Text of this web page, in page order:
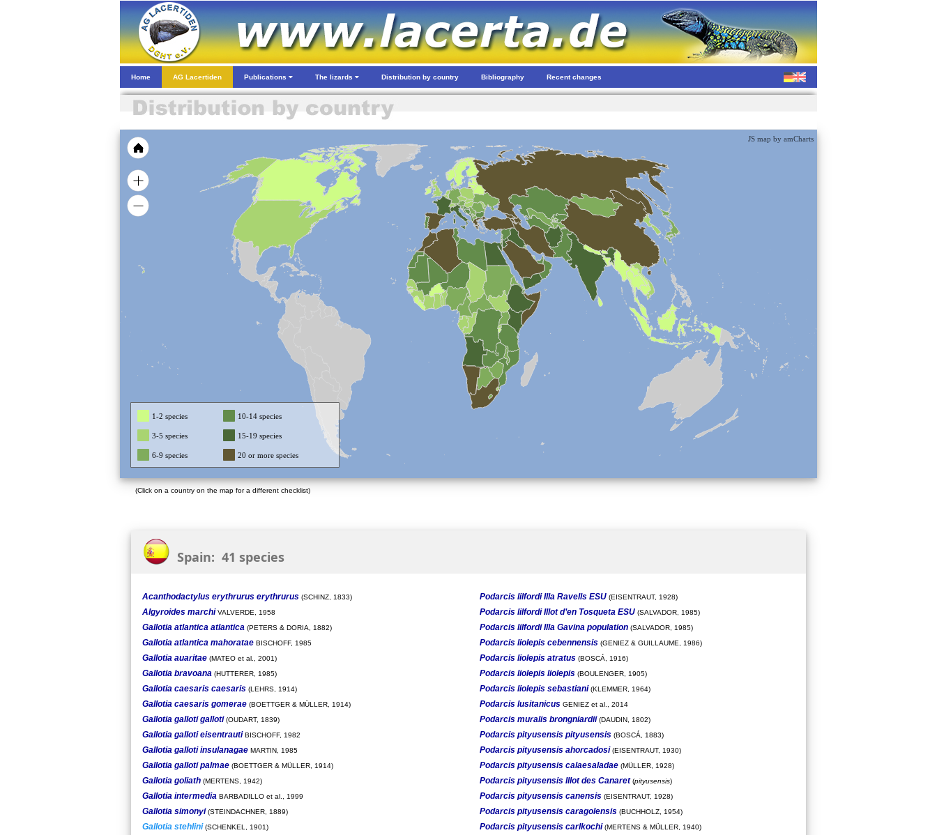
Home AG Lacertiden Publications The lizards Distribution by country Bibliography Recent changes
JS map by amCharts
1-2 species 10-14 species
3-5 species 15-19 species
6-9 species 20 or more species
(Click on a country on the map for a different checklist)
Spain: 41 species
Acanthodactylus erythrurus erythrurus (SCHINZ, 1833)
Algyroides marchi VALVERDE, 1958
Gallotia atlantica atlantica (PETERS & DORIA, 1882)
Gallotia atlantica mahoratae BISCHOFF, 1985
Gallotia auaritae (MATEO et al., 2001)
Gallotia bravoana (HUTTERER, 1985)
Gallotia caesaris caesaris (LEHRS, 1914)
Gallotia caesaris gomerae (BOETTGER & MÜLLER, 1914)
Gallotia galloti galloti (OUDART, 1839)
Gallotia galloti eisentrauti BISCHOFF, 1982
Gallotia galloti insulanagae MARTIN, 1985
Gallotia galloti palmae (BOETTGER & MÜLLER, 1914)
Gallotia goliath (MERTENS, 1942)
Gallotia intermedia BARBADILLO et al., 1999
Gallotia simonyi (STEINDACHNER, 1889)
Gallotia stehlini (SCHENKEL, 1901)
Podarcis lilfordi Illa Ravells ESU(EISENTRAUT, 1928)
Podarcis lilfordi Illot d’en Tosqueta ESU(SALVADOR, 1985)
Podarcis lilfordi Illa Gavina population(SALVADOR, 1985)
Podarcis liolepis cebennensis(GENIEZ & GUILLAUME, 1986)
Podarcis liolepis atratus(BOSCÁ, 1916)
Podarcis liolepis liolepis(BOULENGER, 1905)
Podarcis liolepis sebastiani(KLEMMER, 1964)
Podarcis lusitanicusGENIEZ et al., 2014
Podarcis muralis brongniardii(DAUDIN, 1802)
Podarcis pityusensis pityusensis(BOSCÁ, 1883)
Podarcis pityusensis ahorcadosi(EISENTRAUT, 1930)
Podarcis pityusensis calaesaladae(MÜLLER, 1928)
Podarcis pityusensis Illot des Canaret(pityusensis)
Podarcis pityusensis canensis(EISENTRAUT, 1928)
Podarcis pityusensis caragolensis(BUCHHOLZ, 1954)
Podarcis pityusensis carlkochi(MERTENS & MÜLLER, 1940)